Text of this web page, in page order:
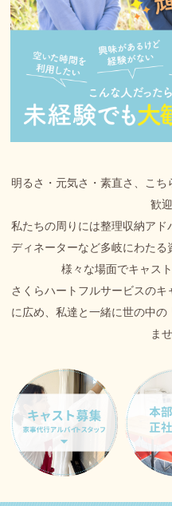
明るさ・元気さ・素直さ、こ
歓
私たちの周りには整理収納ア
ディネーターなど多岐にわたる
様々な場面でキャス
さくらハートフルサービスの
に広め、私達と一緒に世の中
ま